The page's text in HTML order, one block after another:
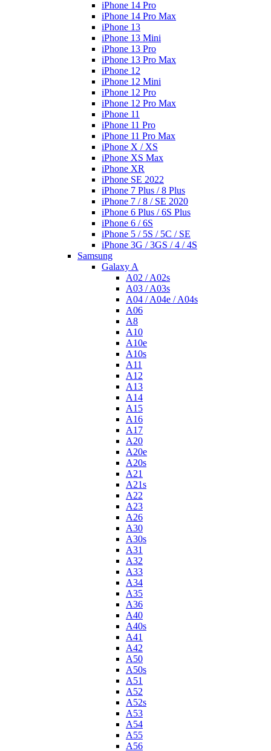
iPhone 14 Pro
iPhone 14 Pro Max
iPhone 13
iPhone 13 Mini
iPhone 13 Pro
iPhone 13 Pro Max
iPhone 12
iPhone 12 Mini
iPhone 12 Pro
iPhone 12 Pro Max
iPhone 11
iPhone 11 Pro
iPhone 11 Pro Max
iPhone X / XS
iPhone XS Max
iPhone XR
iPhone SE 2022
iPhone 7 Plus / 8 Plus
iPhone 7 / 8 / SE 2020
iPhone 6 Plus / 6S Plus
iPhone 6 / 6S
iPhone 5 / 5S / 5C / SE
iPhone 3G / 3GS / 4 / 4S
Samsung
Galaxy A
A02 / A02s
A03 / A03s
A04 / A04e / A04s
A06
A8
A10
A10e
A10s
A11
A12
A13
A14
A15
A16
A17
A20
A20e
A20s
A21
A21s
A22
A23
A26
A30
A30s
A31
A32
A33
A34
A35
A36
A40
A40s
A41
A42
A50
A50s
A51
A52
A52s
A53
A54
A55
A56